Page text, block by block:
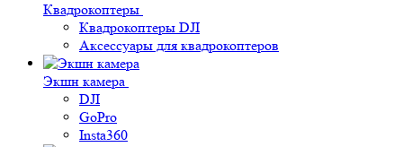
Квадрокоптеры
Квадрокоптеры DJI
Аксессуары для квадрокоптеров
Экшн камера
DJI
GoPro
Insta360